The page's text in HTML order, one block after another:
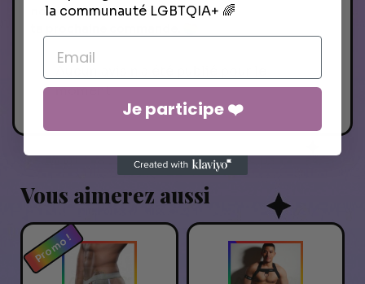
nous glisserons un cadeau dans
moment.
Vous aimerez aussi
Promo !
la communauté LGBTQIA+ 🌈
Je participe ❤️